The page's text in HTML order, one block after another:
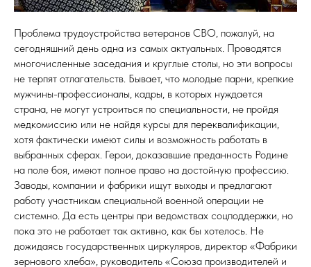
Проблема трудоустройства ветеранов СВО, пожалуй, на
сегодняшний день одна из самых актуальных. Проводятся
многочисленные заседания и круглые столы, но эти вопросы
не терпят отлагательств. Бывает, что молодые парни, крепкие
мужчины-профессионалы, кадры, в которых нуждается
страна, не могут устроиться по специальности, не пройдя
медкомиссию или не найдя курсы для переквалификации,
хотя фактически имеют силы и возможность работать в
выбранных сферах. Герои, доказавшие преданность Родине
на поле боя, имеют полное право на достойную профессию.
Заводы, компании и фабрики ищут выходы и предлагают
работу участникам специальной военной операции не
системно. Да есть центры при ведомствах соцподдержки, но
пока это не работает так активно, как бы хотелось. Не
дожидаясь государственных циркуляров, директор «Фабрики
зернового хлеба», руководитель «Союза производителей и